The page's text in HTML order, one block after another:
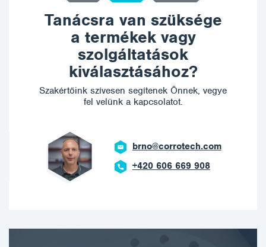
Tanácsra van szüksége
a termékek vagy
szolgáltatások
kiválasztásához?
Szakértőink szívesen segítenek Önnek, vegye
fel velünk a kapcsolatot.
brno@corrotech.com
+420 606 669 908